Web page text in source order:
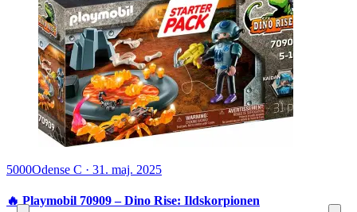
5000Odense C · 31. maj. 2025
🔥 Playmobil 70909 – Dino Rise: Ildskorpionen